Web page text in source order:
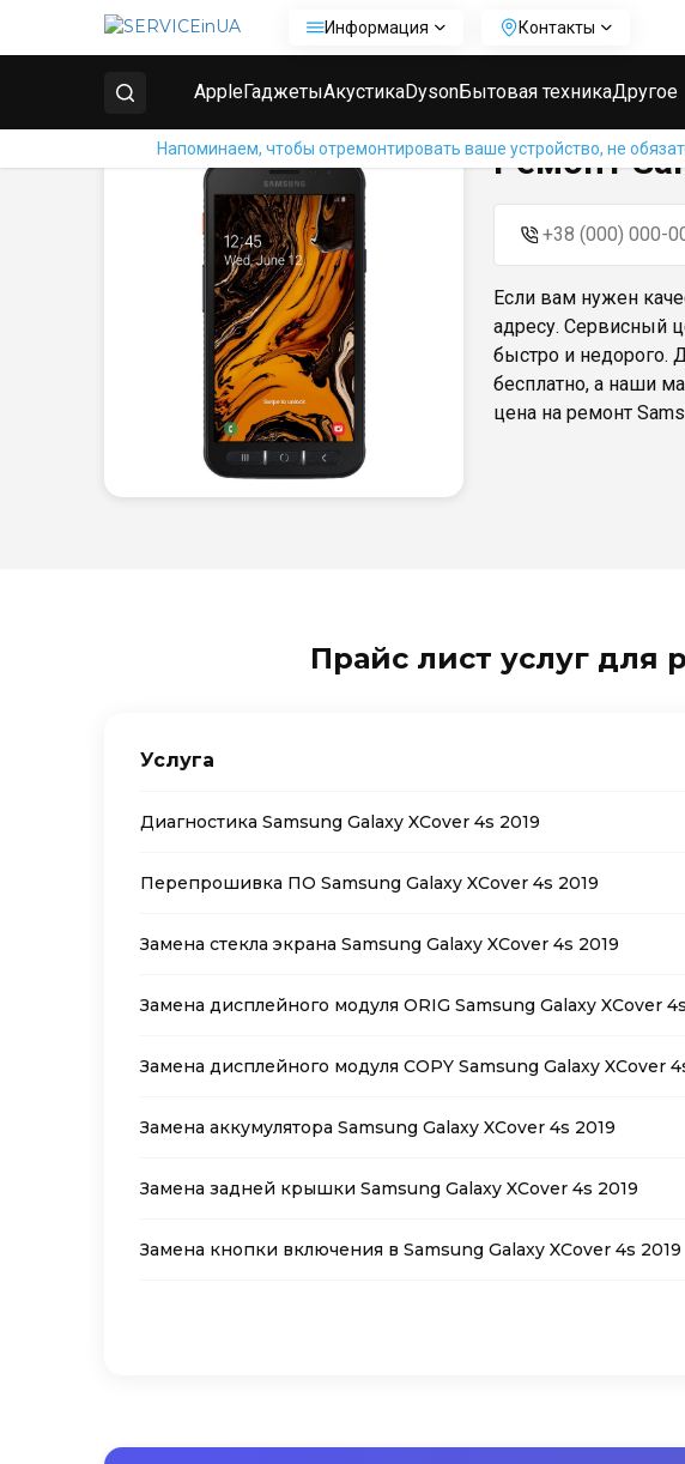
Информация Контакты
AppleГаджетыАкустикаDysonБытовая техникаДругое
Напоминаем, чтобы отремонтировать ваше устройство, не
Главная Ремонт телефонов Samsung Ремонт Samsung Galaxy
Ремонт
Если вам нужен
адресу. Сервисный
быстро и недорого.
бесплатно, а наши
цена на ремонт
Прайс лист услуг для
Услуга
Диагностика Samsung Galaxy XCover 4s 2019
Перепрошивка ПО Samsung Galaxy XCover 4s 2019
Замена стекла экрана Samsung Galaxy XCover 4s 2019
Замена дисплейного модуля ORIG Samsung Galaxy XCover
Замена дисплейного модуля COPY Samsung Galaxy XCover
Замена аккумулятора Samsung Galaxy XCover 4s 2019
Замена задней крышки Samsung Galaxy XCover 4s 2019
Замена кнопки включения в Samsung Galaxy XCover 4s 2019